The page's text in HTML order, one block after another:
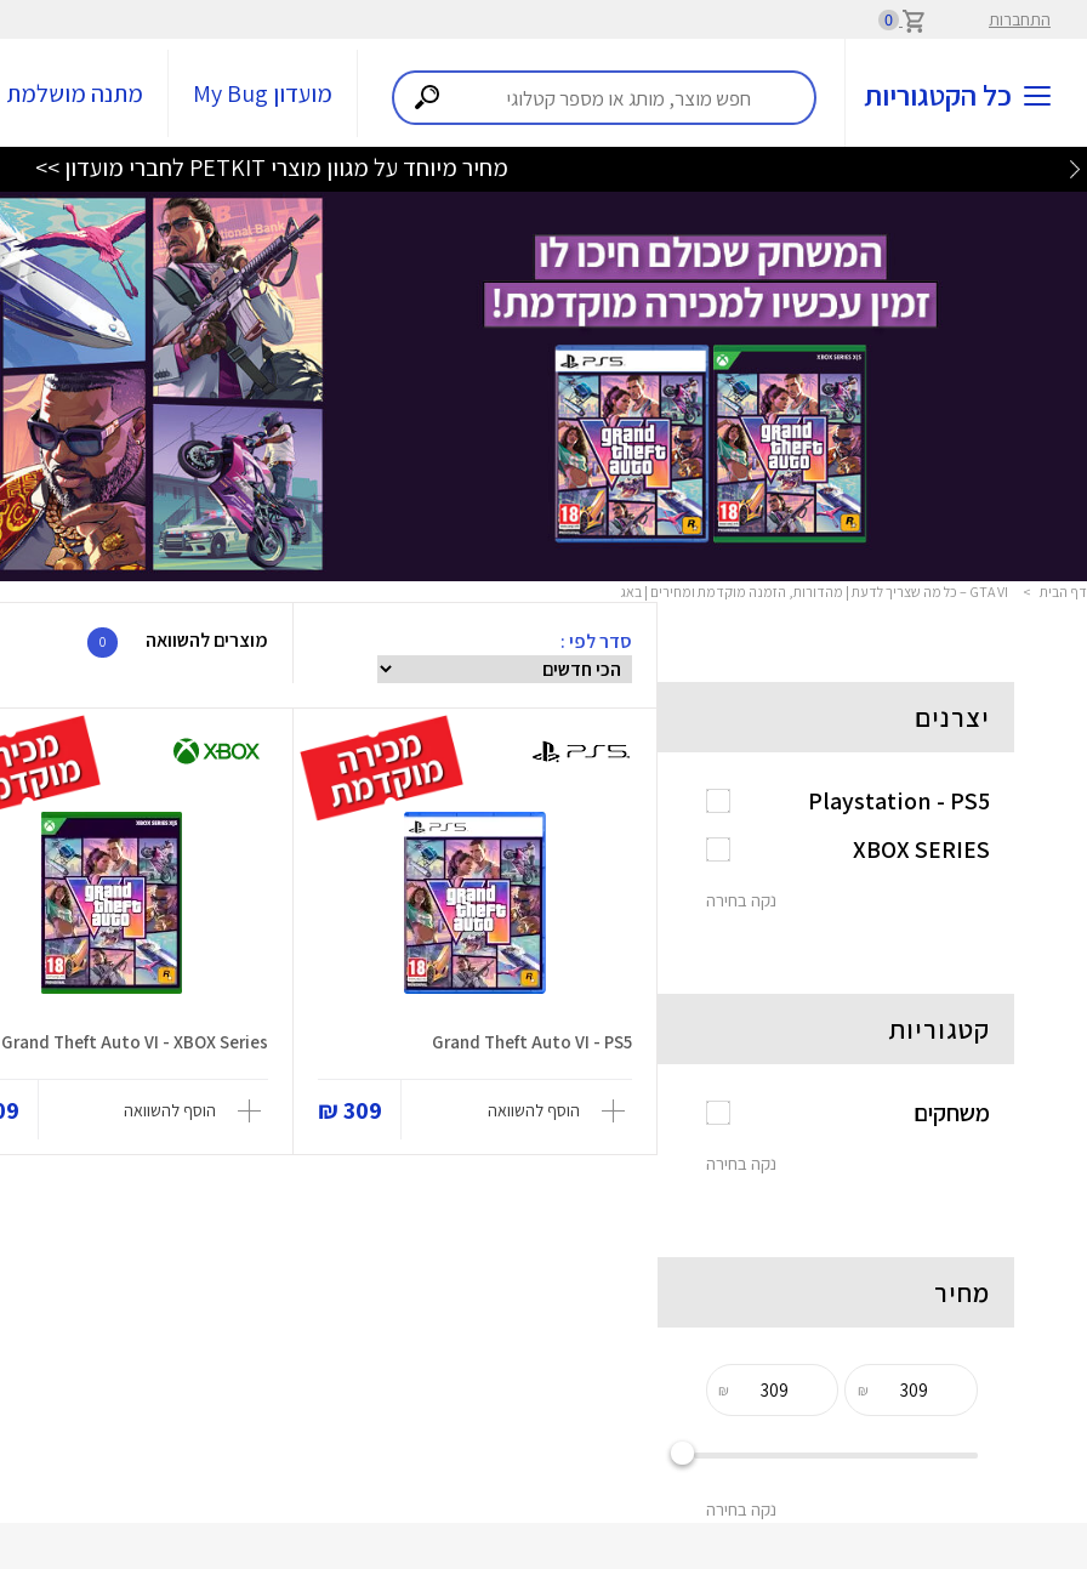
התחברות 0
כל הקטגוריות מועדון My Bug מתנה מושלמת
מחיר מיוחד על מגוון מוצרי PETKIT לחברי מועדון >>
דף הבית > GTA VI – כל מה שצריך לדעת | מהדורות, הזמנה מוקדמת ומחירים | באג
יצרנים
Playstation - PS5
XBOX SERIES
נקה בחירה
קטגוריות
משחקים
נקה בחירה
מחיר
₪
₪
נקה בחירה
סדר לפי : מוצרים להשוואה 0
Grand Theft Auto VI - PS5
הוסף להשוואה 309 ₪
Grand Theft Auto VI - XBOX Series
הוסף להשוואה ₪